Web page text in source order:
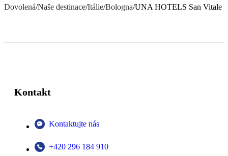
Dovolená/Naše destinace/Itálie/Bologna/UNA HOTELS San Vitale
Kontakt
Kontaktujte nás
+420 296 184 910